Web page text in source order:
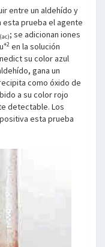
entre un aldehído y
esta prueba el agente
(ac); se adicionan iones
+2 en la solución
su color azul
gana un
como óxido de
a su color rojo
detectable. Los
esta prueba